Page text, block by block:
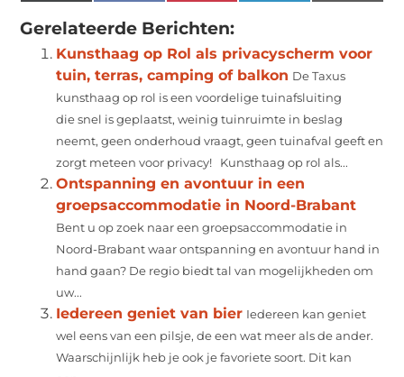
Gerelateerde Berichten:
Kunsthaag op Rol als privacyscherm voor
tuin, terras, camping of balkon De Taxus
kunsthaag op rol is een voordelige tuinafsluiting
die snel is geplaatst, weinig tuinruimte in beslag
neemt, geen onderhoud vraagt, geen tuinafval geeft en
zorgt meteen voor privacy! Kunsthaag op rol als...
Ontspanning en avontuur in een
groepsaccommodatie in Noord-Brabant
Bent u op zoek naar een groepsaccommodatie in
Noord-Brabant waar ontspanning en avontuur hand in
hand gaan? De regio biedt tal van mogelijkheden om
uw...
Iedereen geniet van bier Iedereen kan geniet
wel eens van een pilsje, de een wat meer als de ander.
Waarschijnlijk heb je ook je favoriete soort. Dit kan